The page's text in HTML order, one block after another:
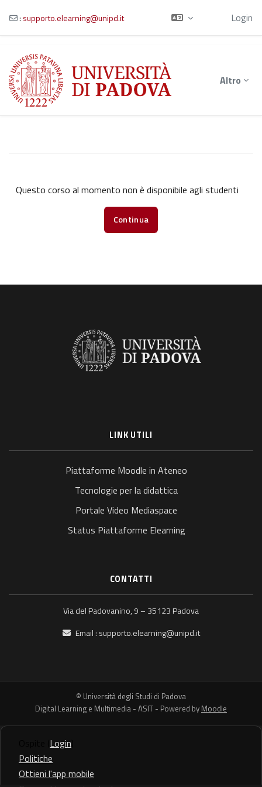
Vai al contenuto principale
: supporto.elearning@unipd.it Login
Altro
Questo corso al momento non è disponibile agli studenti
Continua
LINK UTILI
Piattaforme Moodle in Ateneo
Tecnologie per la didattica
Portale Video Mediaspace
Status Piattaforme Elearning
CONTATTI
Via del Padovanino, 9 – 35123 Padova
Email : supporto.elearning@unipd.it
© Università degli Studi di Padova
Digital Learning e Multimedia - ASIT - Powered by Moodle
Login
Politiche
Ottieni l'app mobile